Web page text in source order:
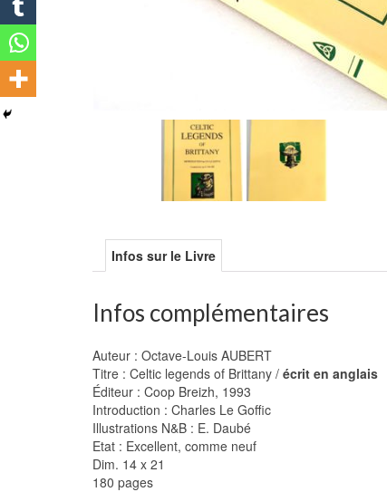
Infos sur le Livre
Infos complémentaires
Auteur : Octave-Louis AUBERT
Titre : Celtic legends of Brittany / écrit en anglais
Éditeur : Coop Breizh, 1993
Introduction : Charles Le Goffic
Illustrations N&B : E. Daubé
Etat : Excellent, comme neuf
Dim. 14 x 21
180 pages